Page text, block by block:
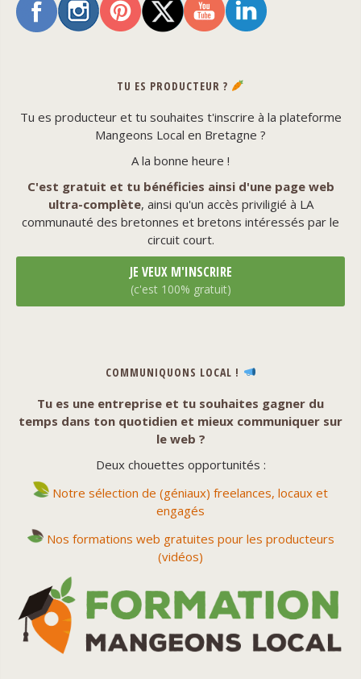
TU ES PRODUCTEUR ?
Tu es producteur et tu souhaites t'inscrire à la plateforme
Mangeons Local en Bretagne ?
A la bonne heure !
C'est gratuit et tu bénéficies ainsi d'une page web
ultra-complète, ainsi qu'un accès priviligié à LA
communauté des bretonnes et bretons intéressés par le
circuit court.
JE VEUX M'INSCRIRE
(c'est 100% gratuit)
COMMUNIQUONS LOCAL !
Tu es une entreprise et tu souhaites gagner du
temps dans ton quotidien et mieux communiquer sur
le web ?
Deux chouettes opportunités :
Notre sélection de (géniaux) freelances, locaux et
engagés
Nos formations web gratuites pour les producteurs
(vidéos)